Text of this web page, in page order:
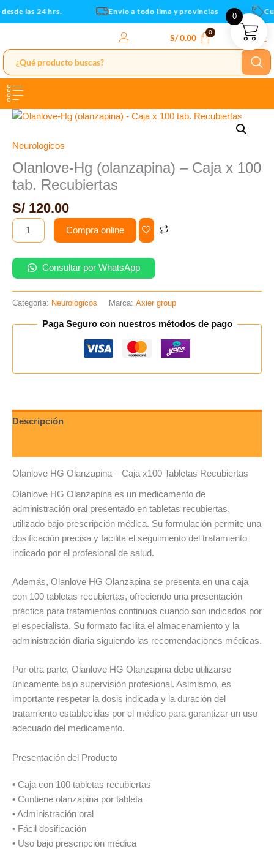
Ir
al
las 24 hrs. Envio a todo lima y provincias
S/0.00
Neurologicos
Olanlove-Hg (olanzapina) – Caja x 100
tab. Recubiertas
S/ 120.00
Olanlove-
(olanzapina)
Caja
x
100
tab.
Recubiertas
Compra online
Consultar por WhatsApp
Categoría: Neurologicos Marca: Axier group
Paga Seguro con nuestros métodos de pago
Descripción
Olanlove HG Olanzapina – Caja x100 Tabletas Recubiertas
Olanlove HG Olanzapina es un medicamento de
administración oral presentado en tabletas recubiertas,
utilizado bajo prescripción médica. Su formulación permite una
dosificación precisa y facilita el seguimiento del tratamiento
indicado por el profesional de salud.
Además, Olanlove HG Olanzapina se presenta en una caja
con 100 tabletas recubiertas, ofreciendo una presentación
práctica para tratamientos continuos cuando son indicados por
el especialista. Su formato facilita el almacenamiento y la
administración diaria siguiendo las recomendaciones médicas.
Por otra parte, Olanlove HG Olanzapina debe utilizarse
únicamente bajo supervisión profesional. Asimismo, es
importante respetar la dosis indicada y la duración del
tratamiento establecidas por el médico para garantizar un uso
adecuado del medicamento.
Presentación del Producto
• Caja con 100 tabletas recubiertas
• Contiene olanzapina por tableta
• Administración oral
• Fácil dosificación
• Uso bajo prescripción médica
0
100
Recubiertas
cantidad